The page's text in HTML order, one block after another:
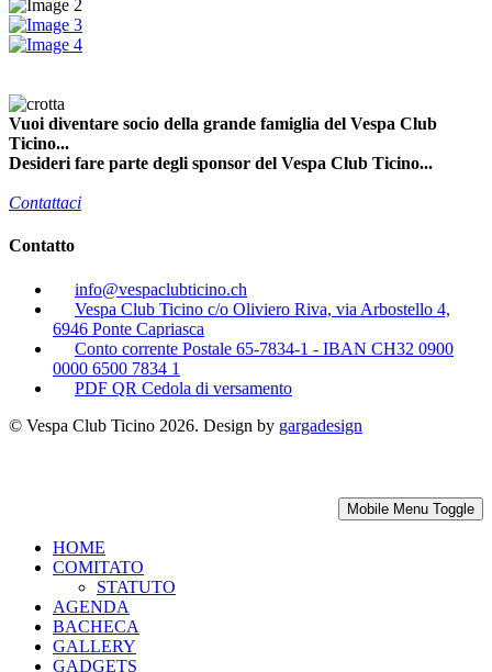
Vuoi diventare socio della grande famiglia del Vespa Club
Ticino...
Desideri fare parte degli sponsor del Vespa Club Ticino...
Contattaci
Contatto
info@vespaclubticino.ch
Vespa Club Ticino c/o Oliviero Riva, via Arbostello 4,
6946 Ponte Capriasca
Conto corrente Postale 65-7834-1 - IBAN CH32 0900
0000 6500 7834 1
PDF QR Cedola di versamento
© Vespa Club Ticino 2026. Design by gargadesign
Mobile Menu Toggle
HOME
COMITATO
STATUTO
AGENDA
BACHECA
GALLERY
GADGETS